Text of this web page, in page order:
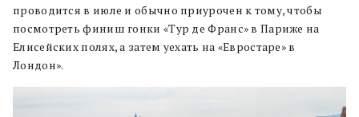
проводится в июле и обычно приурочен к тому, чтобы
посмотреть финиш гонки «Тур де Франс» в Париже на
Елисейских полях, а затем уехать на «Евростаре» в
Лондон».